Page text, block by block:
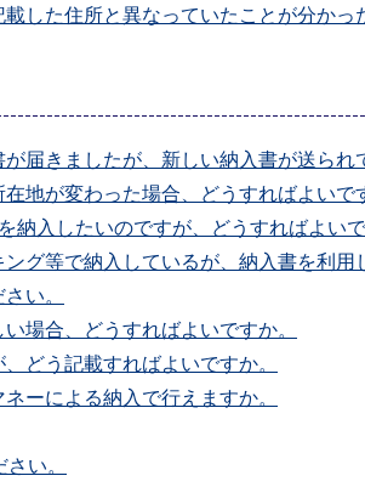
した住所と異なっていたことが分かっ
届きましたが、新しい納入書が送られ
地が変わった場合、どうすればよいで
入したいのですが、どうすればよいで
グ等で納入しているが、納入書を利用
い。
場合、どうすればよいですか。
どう記載すればよいですか。
ーによる納入で行えますか。
い。